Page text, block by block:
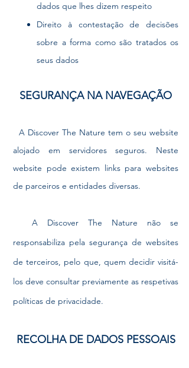
dados que lhes dizem respeito
Direito à contestação de decisões
sobre a forma como são tratados os
seus dados
SEGURANÇA NA NAVEGAÇÃO
A Discover The Nature tem o seu website
alojado em servidores seguros. Neste
website pode existem links para websites
de parceiros e entidades diversas.
A Discover The Nature não se
responsabiliza pela segurança de websites
de terceiros, pelo que, quem decidir visitá-
los deve consultar previamente as respetivas
políticas de privacidade.
RECOLHA DE DADOS PESSOAIS